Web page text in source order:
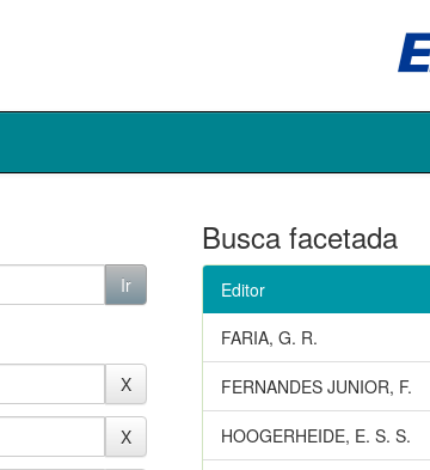
Busca facetada
Editor
FARIA, G. R.
FERNANDES JUNIOR, F.
HOOGERHEIDE, E. S. S.